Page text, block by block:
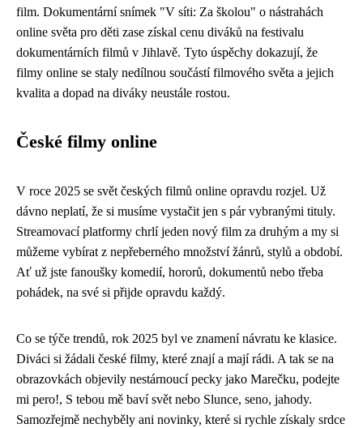
film. Dokumentární snímek "V síti: Za školou" o nástrahách
online světa pro děti zase získal cenu diváků na festivalu
dokumentárních filmů v Jihlavě. Tyto úspěchy dokazují, že
filmy online se staly nedílnou součástí filmového světa a jejich
kvalita a dopad na diváky neustále rostou.
České filmy online
V roce 2025 se svět českých filmů online opravdu rozjel. Už
dávno neplatí, že si musíme vystačit jen s pár vybranými tituly.
Streamovací platformy chrlí jeden nový film za druhým a my si
můžeme vybírat z nepřeberného množství žánrů, stylů a období.
Ať už jste fanoušky komedií, hororů, dokumentů nebo třeba
pohádek, na své si přijde opravdu každý.
Co se týče trendů, rok 2025 byl ve znamení návratu ke klasice.
Diváci si žádali české filmy, které znají a mají rádi. A tak se na
obrazovkách objevily nestárnoucí pecky jako Marečku, podejte
mi pero!, S tebou mě baví svět nebo Slunce, seno, jahody.
Samozřejmě nechyběly ani novinky, které si rychle získaly srdce